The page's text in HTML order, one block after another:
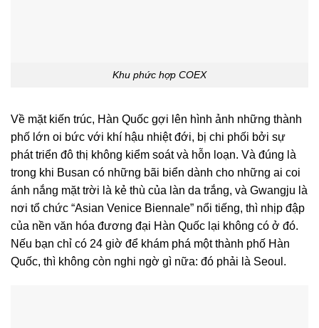
Khu phức hợp COEX
Về mặt kiến ​​trúc, Hàn Quốc gợi lên hình ảnh những thành
phố lớn oi bức với khí hậu nhiệt đới, bị chi phối bởi sự
phát triển đô thị không kiểm soát và hỗn loạn. Và đúng là
trong khi Busan có những bãi biển dành cho những ai coi
ánh nắng mặt trời là kẻ thù của làn da trắng, và Gwangju là
nơi tổ chức “Asian Venice Biennale” nổi tiếng, thì nhịp đập
của nền văn hóa đương đại Hàn Quốc lại không có ở đó.
Nếu bạn chỉ có 24 giờ để khám phá một thành phố Hàn
Quốc, thì không còn nghi ngờ gì nữa: đó phải là Seoul.